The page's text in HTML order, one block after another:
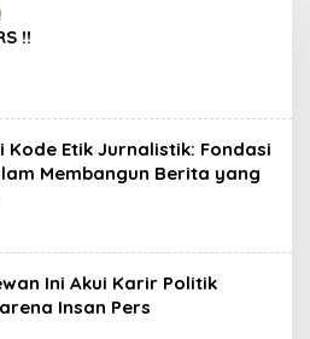
!!
Kode Etik Jurnalistik: Fondasi
Membangun Berita yang
Ini Akui Karir Politik
Insan Pers